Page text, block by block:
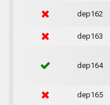
dep162
dep163
dep164
dep165